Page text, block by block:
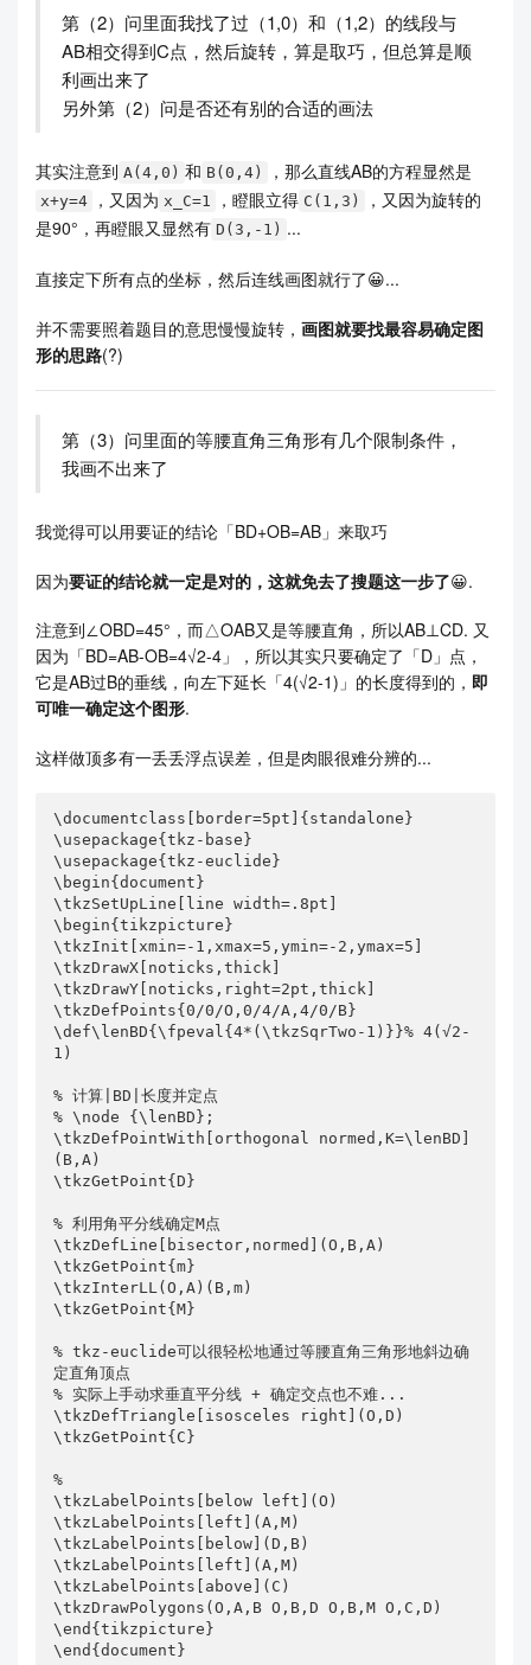
第（2）问里面我找了过（1,0）和（1,2）的线段与
AB相交得到C点，然后旋转，算是取巧，但总算是顺
利画出来了
另外第（2）问是否还有别的合适的画法
其实注意到 A(4,0) 和 B(0,4) ，那么直线AB的方程显然是
x+y=4 ，又因为 x_C=1 ，瞪眼立得 C(1,3)
，又因为旋转的
是90°，再瞪眼又显然有 D(3,-1) ...
直接定下所有点的坐标，然后连线画图就行了😀...
并不需要照着题目的意思慢慢旋转， 画图就要找最容易确定图
形的思路(?)
第（3）问里面的等腰直角三角形有几个限制条件，
我画不出来了
我觉得可以用要证的结论「BD+OB=AB」来取巧
因为要证的结论就一定是对的，这就免去了搜题这一步了😀.
注意到∠OBD=45°，而△OAB又是等腰直角，所以AB⊥CD. 又
因为「BD=AB-OB=4√2-4」，所以其实只要确定了「D」点，
它是AB过B的垂线，向左下延长「4(√2-1)」的长度得到的， 即
可唯一确定这个图形.
这样做顶多有一丢丢浮点误差，但是肉眼很难分辨的...
\documentclass[border=5pt]{standalone}
\usepackage{tkz-base}
\usepackage{tkz-euclide}
\begin{document}
\tkzSetUpLine[line width=.8pt]
\begin{tikzpicture}
\tkzInit[xmin=-1,xmax=5,ymin=-2,ymax=5]
\tkzDrawX[noticks,thick]
\tkzDrawY[noticks,right=2pt,thick]
\tkzDefPoints{0/0/O,0/4/A,4/0/B}
\def\lenBD{\fpeval{4*(\tkzSqrTwo-1)}}% 4(√2-
1)
% 计算|BD|长度并定点
% \node {\lenBD};
\tkzDefPointWith[orthogonal normed,K=\lenBD]
(B,A)
\tkzGetPoint{D}
% 利用角平分线确定M点
\tkzDefLine[bisector,normed](O,B,A)
\tkzGetPoint{m}
\tkzInterLL(O,A)(B,m)
\tkzGetPoint{M}
% tkz-euclide可以很轻松地通过等腰直角三角形地斜边确
定直角顶点
% 实际上手动求垂直平分线 + 确定交点也不难...
\tkzDefTriangle[isosceles right](O,D)
\tkzGetPoint{C}
%
\tkzLabelPoints[below left](O)
\tkzLabelPoints[left](A,M)
\tkzLabelPoints[below](D,B)
\tkzLabelPoints[left](A,M)
\tkzLabelPoints[above](C)
\tkzDrawPolygons(O,A,B O,B,D O,B,M O,C,D)
\end{tikzpicture}
\end{document}